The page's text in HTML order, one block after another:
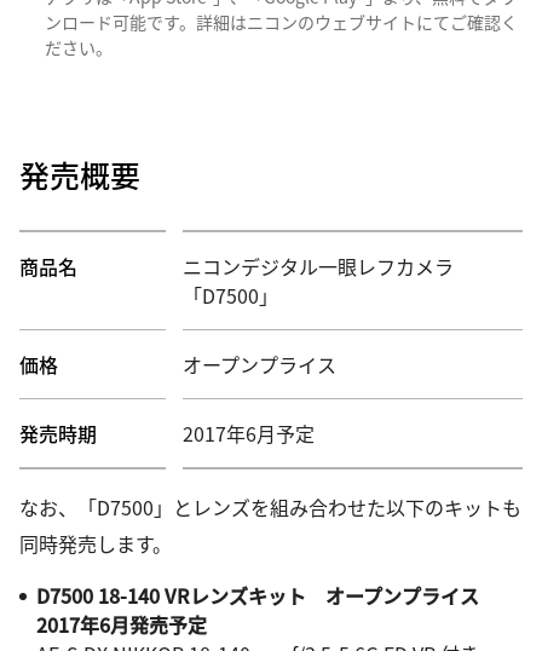
ンロード可能です。詳細はニコンのウェブサイトにてご確認く
ださい。
発売概要
商品名
ニコンデジタル一眼レフカメラ
「D7500」
価格 オープンプライス
発売時期 2017年6月予定
なお、「D7500」とレンズを組み合わせた以下のキットも
同時発売します。
D7500 18-140 VRレンズキット オープンプライス
2017年6月発売予定